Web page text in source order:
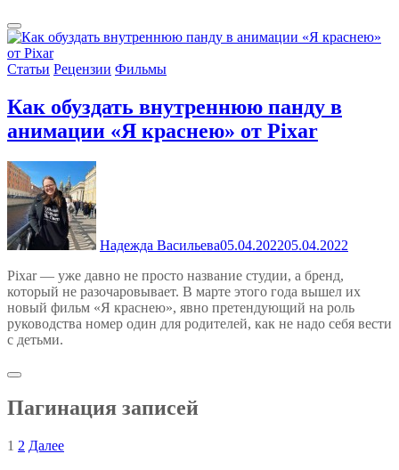
Статьи Рецензии Фильмы
Как обуздать внутреннюю панду в
анимации «Я краснею» от Pixar
Надежда Васильева05.04.202205.04.2022
Pixar — уже давно не просто название студии, а бренд,
который не разочаровывает. В марте этого года вышел их
новый фильм «Я краснею», явно претендующий на роль
руководства номер один для родителей, как не надо себя вести
с детьми.
Пагинация записей
1 2 Далее